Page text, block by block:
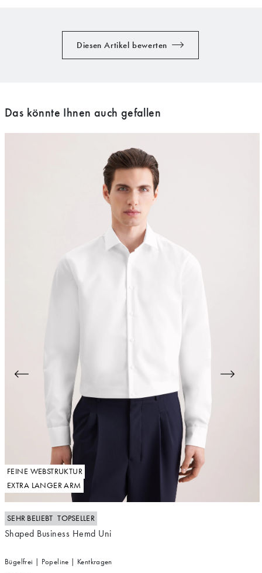
Diesen Artikel bewerten
Das könnte Ihnen auch gefallen
FEINE WEBSTRUKTUR
EXTRA LANGER ARM
SEHR BELIEBT TOPSELLER
Shaped Business Hemd Uni
Bügelfrei | Popeline | Kentkragen